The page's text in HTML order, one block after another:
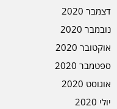
דצמבר 2020
נובמבר 2020
אוקטובר 2020
ספטמבר 2020
אוגוסט 2020
יולי 2020